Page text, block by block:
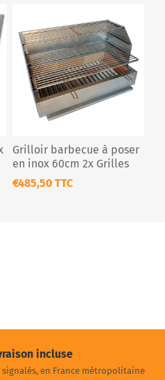
Grilloir barbecue à poser
en inox 60cm 2x Grilles
Premium
€485,50 TTC
incluse
en France métropolitaine